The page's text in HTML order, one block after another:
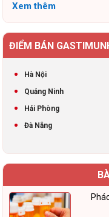
Xem thêm
ĐIỂM BÁN
Hà Nội
Quảng Ninh
Hải Phòng
Đà Nẵng